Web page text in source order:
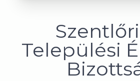
Települési